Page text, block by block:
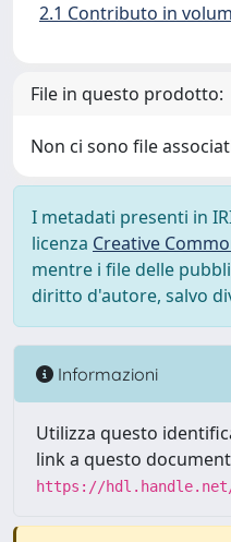
2.1 Contributo in
File in questo prodotto:
Non ci sono file
I metadati presenti in
licenza Creative
mentre i file delle
diritto d'autore, salvo
Informazioni
Utilizza questo
link a questo
https://hdl.handle.net/